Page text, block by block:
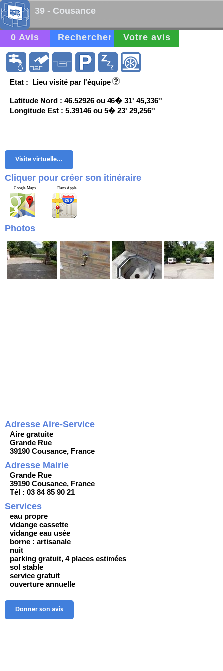
39 - Cousance
0 Avis Rechercher Votre avis
Etat : Lieu visité par l'équipe
Latitude Nord : 46.52926 ou 46� 31' 45,336''
Longitude Est : 5.39146 ou 5� 23' 29,256''
Visite virtuelle...
Cliquer pour créer son itinéraire
Google Maps Plans Apple
Photos
Adresse Aire-Service
Aire gratuite
Grande Rue
39190 Cousance, France
Adresse Mairie
Grande Rue
39190 Cousance, France
Tél : 03 84 85 90 21
Services
eau propre
vidange cassette
vidange eau usée
borne : artisanale
nuit
parking gratuit, 4 places estimées
sol stable
service gratuit
ouverture annuelle
Donner son avis